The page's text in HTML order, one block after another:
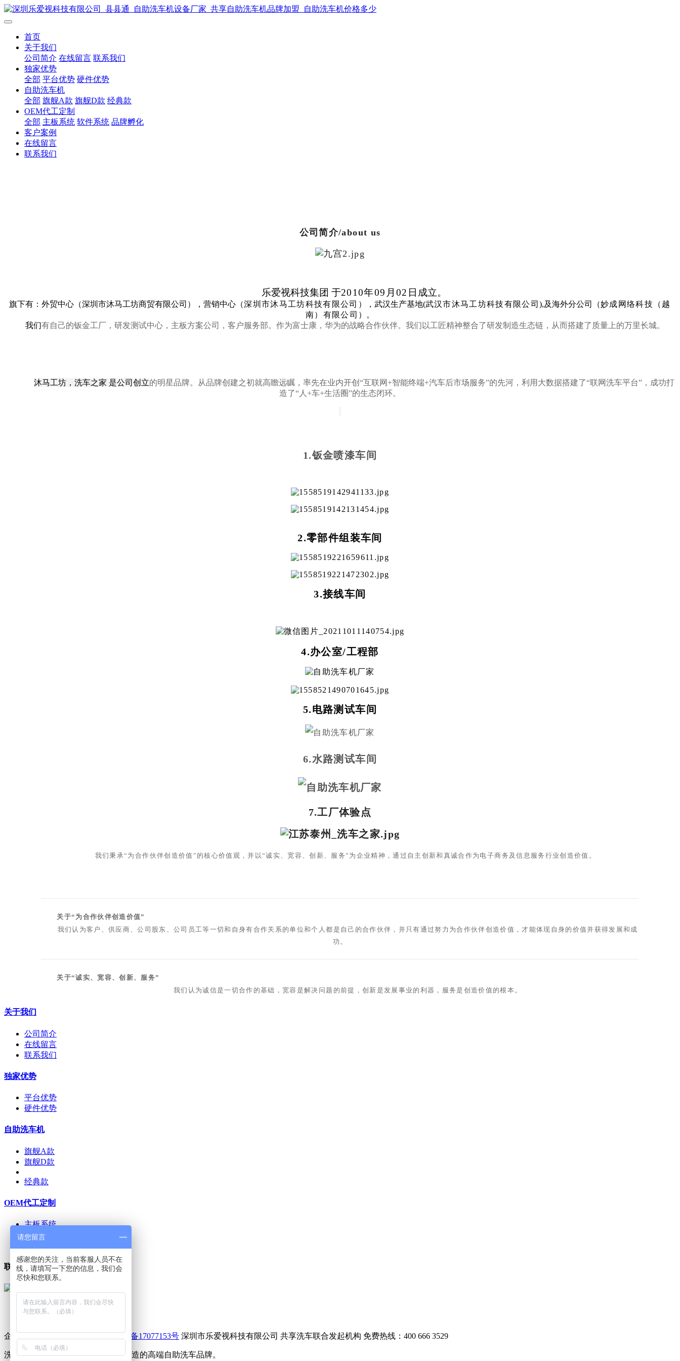
首页
关于我们
公司简介 在线留言 联系我们
独家优势
全部 平台优势 硬件优势
自助洗车机
全部 旗舰A款 旗舰D款 经典款
OEM代工定制
全部 主板系统 软件系统 品牌孵化
客户案例
在线留言
联系我们
公司简介/about us
乐爱视科技集团 于2010年09月02日 成立。
旗下有：外贸中心（深圳市沐马工坊商贸有限公司），营销中心（深圳市沐马工坊科技有限公司 ），武汉生产基地(武汉市沐马工坊科技有限公司),及海外分公司（妙成网络科技（越
南）有限公司 ）。
我们有自己的钣金工厂，研发测试中心，主板方案公司，客户服务部。作为富士康，华为的战略合作伙伴。我们以工匠精神整合了研发制造生态链，从而搭建了质量上的万里长城。
沐马工坊，洗车之家 是公司创立的明星品牌。从品牌创建之初就高瞻远瞩，率先在业内开创“互联网+智能终端+汽车后市场服务”的先河，利用大数据搭建了“联网洗车平台”， 成功打
造了“人+车+生活圈”的生态闭环。
1.钣金喷漆车间
2.零部件组装车间
3.接线车间
4.办公室/工程部
5.电路测试车间
6.水路测试车间
7.工厂体验点
我们秉承“为合作伙伴创造价值”的核心价值观，并以“诚实、宽容、创新、服务”为企业精神，通过自主创新和真诚合作为电子商务及信息服务行业创造价值。
关于“为合作伙伴创造价值”
我们认为客户、供应商、公司股东、公司员工等一切和自身有合作关系的单位和个人都是自己的合作伙伴，并只有通过努力为合作伙伴创造价值，才能体现自身的价值并获得发展和成
功。
关于“诚实、宽容、创新、服务”
我们认为诚信是一切合作的基础，宽容是解决问题的前提，创新是发展事业的利器，服务是创造价值的根本。
关于我们
公司简介
在线留言
联系我们
独家优势
平台优势
硬件优势
自助洗车机
旗舰A款
旗舰D款
经典款
OEM代工定制
主板系统
软件系统
联系我们
友情链接：
洗车之家
企业网站 版权所有 2017-2020 粤ICP备17077153号 深圳市乐爱视科技有限公司 共享洗车联合发起机构 免费热线：400 666 3529
洗车之家&沐马工坊是乐爱视科技打造的高端自助洗车品牌。
请您留言
感谢您的关注，当前客服人员不在
线，请填写一下您的信息，我们会
尽快和您联系。